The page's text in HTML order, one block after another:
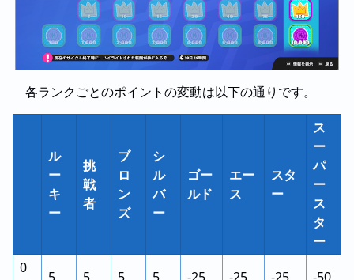
各ランクごとのポイントの変動は以下の通りです。
ル
ー
キ
ー
挑
戦
者
ブ
ロ
ン
ズ
シ
ル
バ
ー
ゴー
ルド
エー
ス
スタ
ー
ス
ー
パ
ー
ス
タ
ー
0